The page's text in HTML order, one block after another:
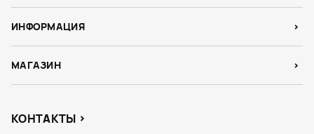
ИНФОРМАЦИЯ
МАГАЗИН
КОНТАКТЫ